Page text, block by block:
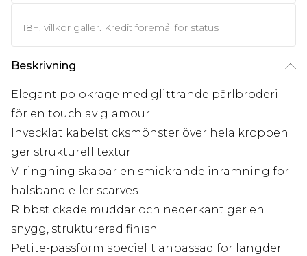
18+, villkor gäller. Kredit föremål för status
Beskrivning
Elegant polokrage med glittrande pärlbroderi
för en touch av glamour
Invecklat kabelsticksmönster över hela kroppen
ger strukturell textur
V-ringning skapar en smickrande inramning för
halsband eller scarves
Ribbstickade muddar och nederkant ger en
snygg, strukturerad finish
Petite-passform speciellt anpassad för längder